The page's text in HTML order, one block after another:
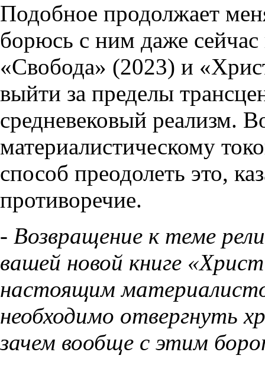
Подобное продолжает
борюсь с ним даже
«Свобода» (2023) и
выйти за пределы
средневековый реализм.
материалистическому
способ преодолеть это,
противоречие.
- Возвращение к теме
вашей новой книге
настоящим
необходимо отвергнуть
зачем вообще с этим